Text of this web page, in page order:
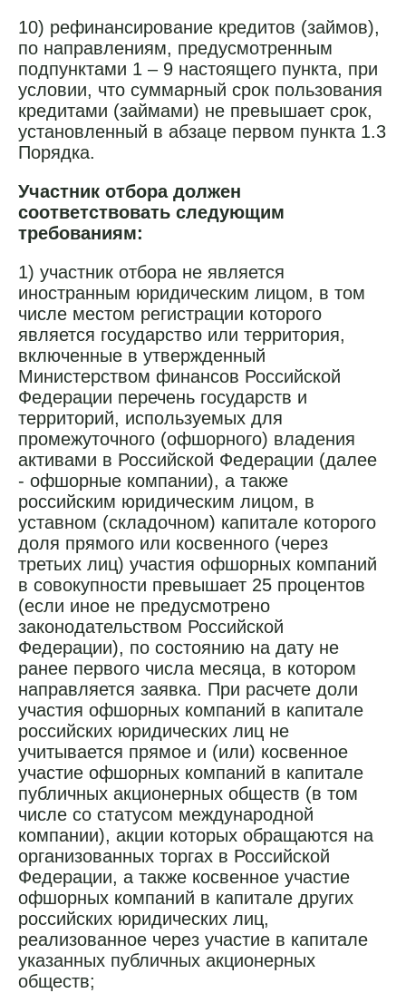
10) рефинансирование кредитов (займов),
по направлениям, предусмотренным
подпунктами 1 – 9 настоящего пункта, при
условии, что суммарный срок пользования
кредитами (займами) не превышает срок,
установленный в абзаце первом пункта 1.3
Порядка.
Участник отбора должен
соответствовать следующим
требованиям:
1) участник отбора не является
иностранным юридическим лицом, в том
числе местом регистрации которого
является государство или территория,
включенные в утвержденный
Министерством финансов Российской
Федерации перечень государств и
территорий, используемых для
промежуточного (офшорного) владения
активами в Российской Федерации (далее
- офшорные компании), а также
российским юридическим лицом, в
уставном (складочном) капитале которого
доля прямого или косвенного (через
третьих лиц) участия офшорных компаний
в совокупности превышает 25 процентов
(если иное не предусмотрено
законодательством Российской
Федерации), по состоянию на дату не
ранее первого числа месяца, в котором
направляется заявка. При расчете доли
участия офшорных компаний в капитале
российских юридических лиц не
учитывается прямое и (или) косвенное
участие офшорных компаний в капитале
публичных акционерных обществ (в том
числе со статусом международной
компании), акции которых обращаются на
организованных торгах в Российской
Федерации, а также косвенное участие
офшорных компаний в капитале других
российских юридических лиц,
реализованное через участие в капитале
указанных публичных акционерных
обществ;